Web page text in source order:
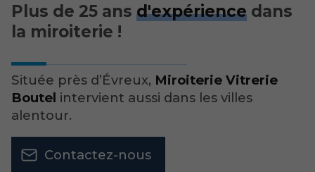
Plus de 25 ans d'expérience dans
la miroiterie !
Située près d’Évreux, Miroiterie Vitrerie
Boutel intervient aussi dans les villes
alentour.
Contactez-nous